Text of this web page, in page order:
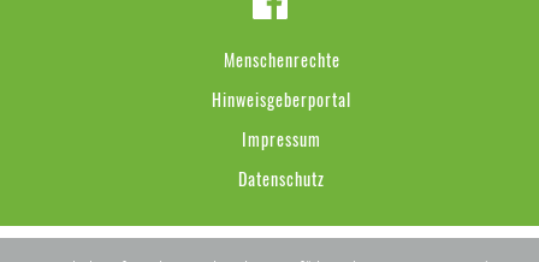
Menschenrechte
Hinweisgeberportal
Impressum
Datenschutz